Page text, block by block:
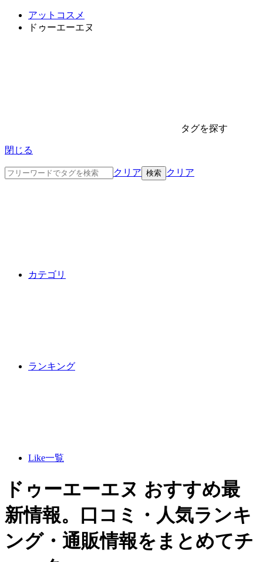
アットコスメ
ドゥーエーエヌ
タグを探す
閉じる
クリア クリア
カテゴリ
ランキング
Like一覧
ドゥーエーエヌ おすすめ最
新情報。口コミ・人気ランキ
ング・通販情報をまとめてチ